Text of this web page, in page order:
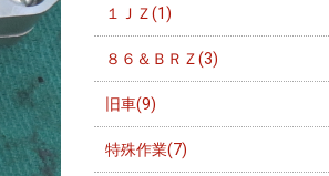
１ＪＺ(1)
８６＆ＢＲＺ(3)
旧車(9)
特殊作業(7)